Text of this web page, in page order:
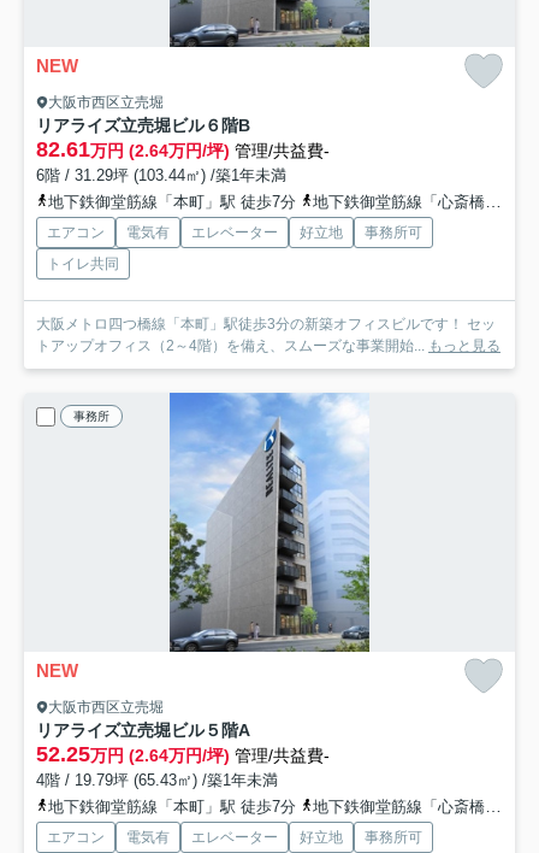
NEW
大阪市西区立売堀
リアライズ立売堀ビル６階B
82.61万円 (2.64万円/坪) 管理/共益費-
6階 / 31.29坪 (103.44㎡) /築1年未満
地下鉄御堂筋線「本町」駅 徒歩7分
地下鉄御堂筋線「心斎橋」駅 徒歩11分
エアコン 電気有 エレベーター 好立地
事務所可
トイレ共同
大阪メトロ四つ橋線「本町」駅徒歩3分の新築オフィスビルです！ セッ
トアップオフィス（2～4階）を備え、スムーズな事業開始... もっと見る
事務所
NEW
大阪市西区立売堀
リアライズ立売堀ビル５階A
52.25万円 (2.64万円/坪) 管理/共益費-
4階 / 19.79坪 (65.43㎡) /築1年未満
地下鉄御堂筋線「本町」駅 徒歩7分
地下鉄御堂筋線「心斎橋」駅 徒歩11分
エアコン 電気有 エレベーター 好立地
事務所可